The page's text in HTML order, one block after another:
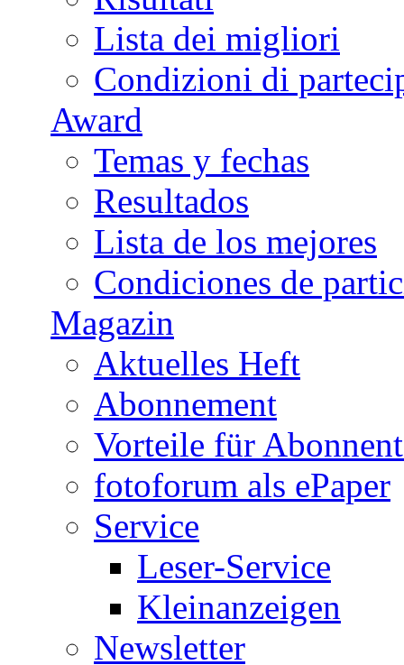
Lista dei migliori
Condizioni di
Award
Temas y fechas
Resultados
Lista de los mejores
Condiciones de
Magazin
Aktuelles Heft
Abonnement
Vorteile für
fotoforum als ePaper
Service
Leser-Service
Kleinanzeigen
Newsletter